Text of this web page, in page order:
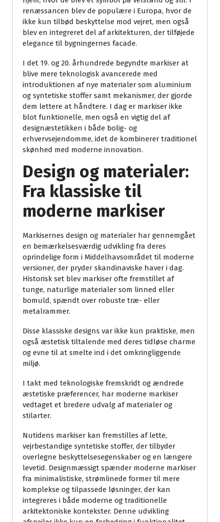
renæssancen blev de populære i Europa, hvor de
ikke kun tilbød beskyttelse mod vejret, men også
blev en integreret del af arkitekturen, der tilføjede
elegance til bygningernes facade.
I det 19. og 20. århundrede begyndte markiser at
blive mere teknologisk avancerede med
introduktionen af nye materialer som aluminium
og syntetiske stoffer samt mekanismer, der gjorde
dem lettere at håndtere. I dag er markiser ikke
blot funktionelle, men også en vigtig del af
designæstetikken i både bolig- og
erhvervsejendomme, idet de kombinerer traditionel
skønhed med moderne innovation.
Design og materialer:
Fra klassiske til
moderne markiser
Markisernes design og materialer har gennemgået
en bemærkelsesværdig udvikling fra deres
oprindelige form i Middelhavsområdet til moderne
versioner, der pryder skandinaviske haver i dag.
Historisk set blev markiser ofte fremstillet af
tunge, naturlige materialer som linned eller
bomuld, spændt over robuste træ- eller
metalrammer.
Disse klassiske designs var ikke kun praktiske, men
også æstetisk tiltalende med deres tidløse charme
og evne til at smelte ind i det omkringliggende
miljø.
I takt med teknologiske fremskridt og ændrede
æstetiske præferencer, har moderne markiser
vedtaget et bredere udvalg af materialer og
stilarter.
Nutidens markiser kan fremstilles af lette,
vejrbestandige syntetiske stoffer, der tilbyder
overlegne beskyttelsesegenskaber og en længere
levetid. Designmæssigt spænder moderne markiser
fra minimalistiske, strømlinede former til mere
komplekse og tilpassede løsninger, der kan
integreres i både moderne og traditionelle
arkitektoniske kontekster. Denne udvikling